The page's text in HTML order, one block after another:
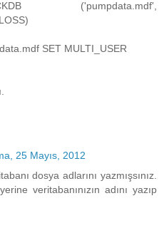
('pumpdata.mdf',
SET MULTI_USER
25 Mayıs, 2012
dosya adlarını yazmışsınız.
veritabanınızın adını yazıp